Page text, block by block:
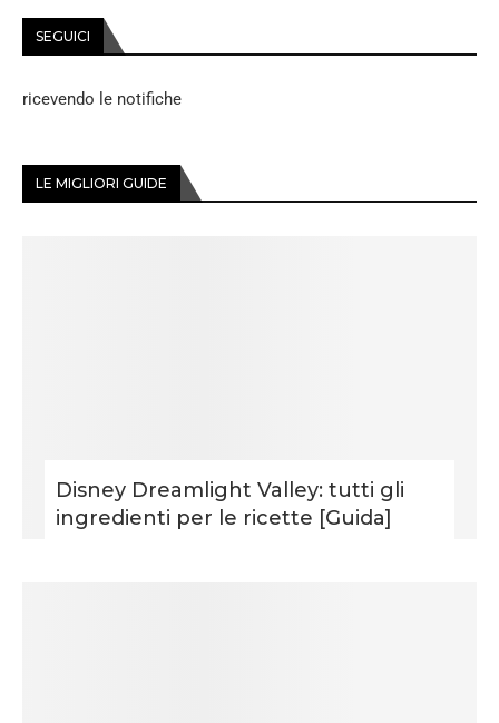
SEGUICI
ricevendo le notifiche
LE MIGLIORI GUIDE
Disney Dreamlight Valley: tutti gli
ingredienti per le ricette [Guida]